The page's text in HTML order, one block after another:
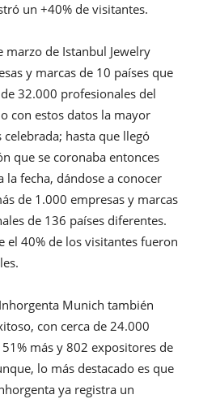
un +40% de visitantes.
de Istanbul Jewelry
y marcas de 10 países que
32.000 profesionales del
con estos datos la mayor
hasta que llegó
que se coronaba entonces
la fecha, dándose a conocer
de 1.000 empresas y marcas
de 136 países diferentes.
el 40% de los visitantes fueron
Munich también
con cerca de 24.000
más y 802 expositores de
lo más destacado es que
ya registra un